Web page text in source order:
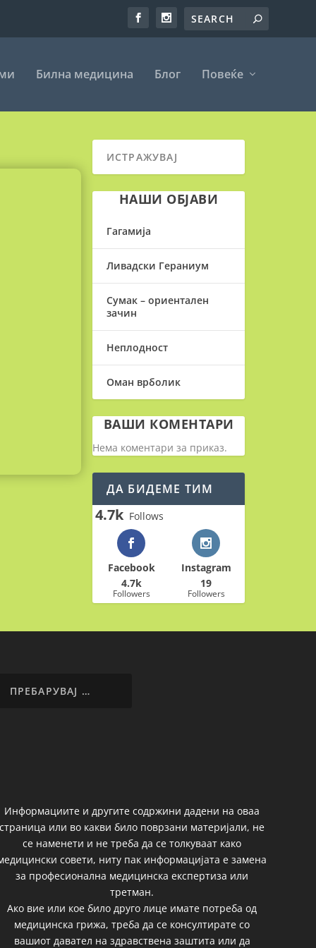
Билна медицина Блог Повеќе
НАШИ ОБЈАВИ
Гагамија
Ливадски Гераниум
Сумак – ориентален
зачин
Неплодност
Оман врболик
ВАШИ КОМЕНТАРИ
Нема коментари за приказ.
ДА БИДЕМЕ ТИМ
4.7k Follows
Facebook
4.7k
Followers
Instagram
19
Followers
Информациите и другите содржини дадени на оваа
страница или во какви било поврзани материјали, не
се наменети и не треба да се толкуваат како
совети, ниту пак информацијата е замена
за професионална медицинска експертиза или
третман.
Ако вие или кое било друго лице имате потреба од
медицинска грижа, треба да се консултирате со
вашиот давател на здравствена заштита или да